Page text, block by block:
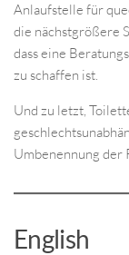
Anlaufstelle für
die nächstgrößere
dass eine
zu schaffen ist.
Und zu letzt,
Umbenennung der
English